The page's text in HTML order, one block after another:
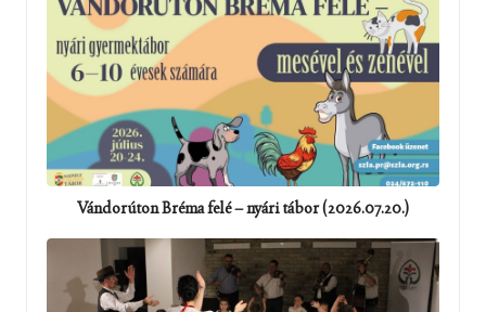
Vándorúton Bréma felé – nyári tábor (2026.07.20.)